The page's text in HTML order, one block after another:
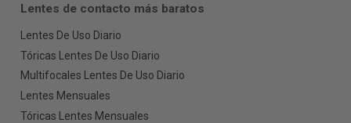
Lentes de contacto más baratos
Lentes De Uso Diario
Tóricas Lentes De Uso Diario
Multifocales Lentes De Uso Diario
Lentes Mensuales
Tóricas Lentes Mensuales